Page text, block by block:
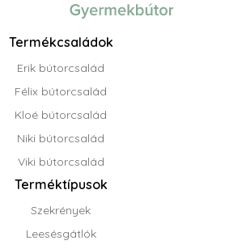
Termékcsaládok
Erik bútorcsalád
Félix bútorcsalád
Kloé bútorcsalád
Niki bútorcsalád
Viki bútorcsalád
Terméktípusok
Szekrények
Leesésgátlók